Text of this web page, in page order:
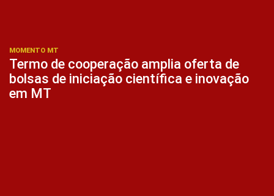
MOMENTO MT
Termo de cooperação amplia oferta de
bolsas de iniciação científica e inovação
em MT